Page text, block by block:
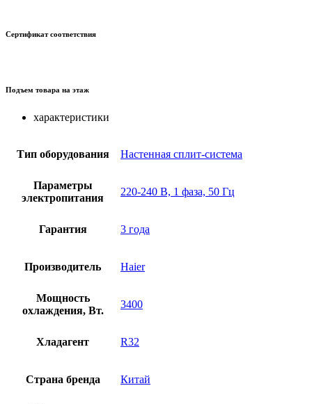
Сертификат соответствия
Подъем товара на этаж
характеристики
Тип оборудования Настенная сплит-система
Параметры
электропитания
220-240 В, 1 фаза, 50 Гц
Гарантия 3 года
Производитель Haier
Мощность
охлаждения, Вт.
3400
Хладагент R32
Страна бренда Китай